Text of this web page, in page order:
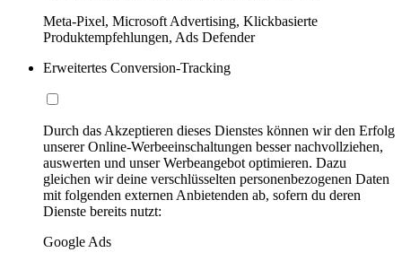
Meta-Pixel, Microsoft Advertising, Klickbasierte
Produktempfehlungen, Ads Defender
Erweitertes Conversion-Tracking
Durch das Akzeptieren dieses Dienstes können wir den Erfolg
unserer Online-Werbeeinschaltungen besser nachvollziehen,
auswerten und unser Werbeangebot optimieren. Dazu
gleichen wir deine verschlüsselten personenbezogenen Daten
mit folgenden externen Anbietenden ab, sofern du deren
Dienste bereits nutzt:
Google Ads